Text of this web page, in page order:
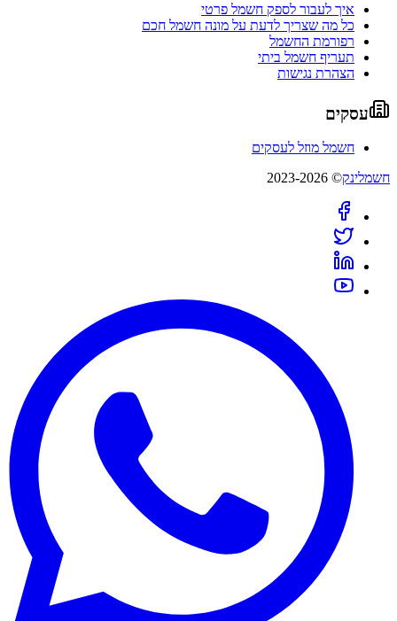
איך לעבור לספק חשמל פרטי
כל מה שצריך לדעת על מונה חשמל חכם
רפורמת החשמל
תעריף חשמל ביתי
הצהרת נגישות
עסקים
חשמל מוזל לעסקים
חשמלינק© 2023-2026